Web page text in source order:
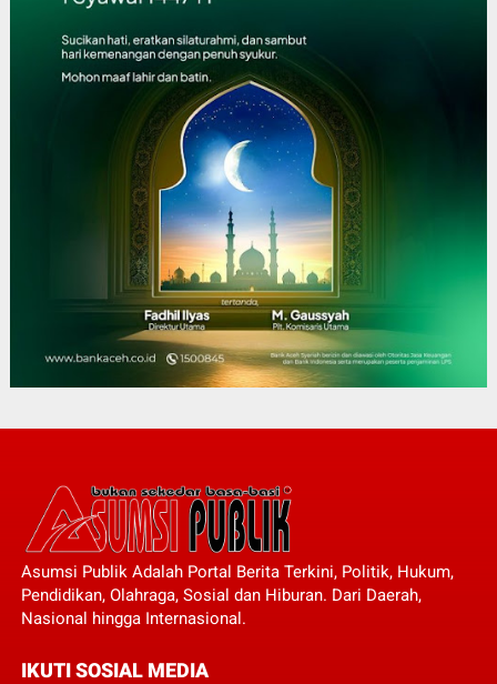
Asumsi Publik Adalah Portal Berita Terkini, Politik, Hukum,
Pendidikan, Olahraga, Sosial dan Hiburan. Dari Daerah,
Nasional hingga Internasional.
IKUTI SOSIAL MEDIA